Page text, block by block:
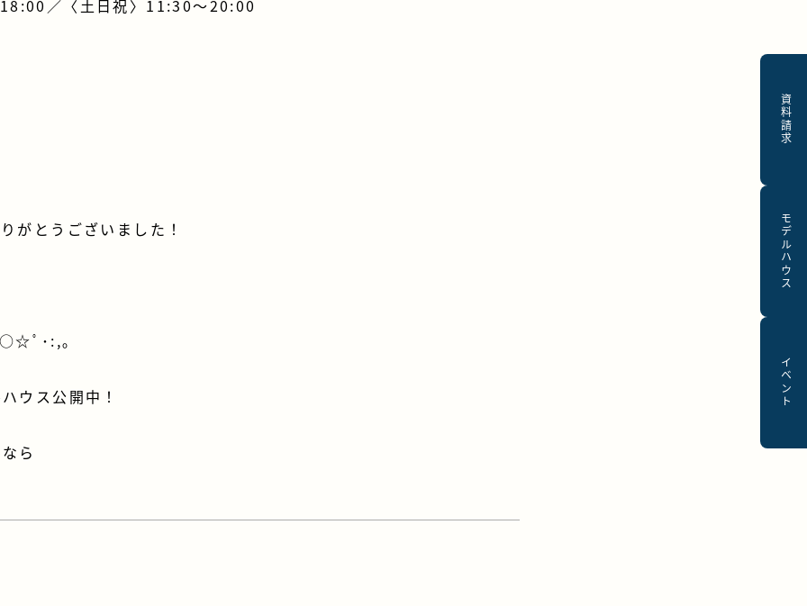
資料請求
モデルハウス
イベント
／〈土日祝〉11:30～20:00
がとうございました！
ﾟ･:,｡
ウス公開中！
ら